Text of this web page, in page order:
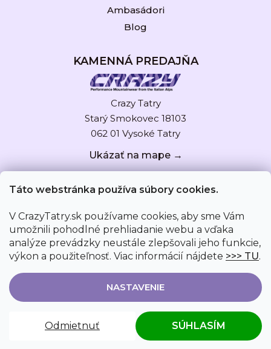
Táto webstránka používa súbory cookies.
V CrazyTatry.sk používame cookies, aby sme Vám
umožnili pohodlné prehliadanie webu a vďaka
analýze prevádzky neustále zlepšovali jeho funkcie,
výkon a použiteľnosť. Viac informácií nájdete >>> TU.
NASTAVENIE
Odmietnuť SÚHLASÍM
Ambasádori
Blog
KAMENNÁ PREDAJŇA
Crazy Tatry
Starý Smokovec 18103
062 01 Vysoké Tatry
Ukázať na mape →
Vytvoril Shoptet
Upravil Jurky
Copyright 2026
CrazyTatry.sk . Všetky práva
Upraviť nastavenie cookies